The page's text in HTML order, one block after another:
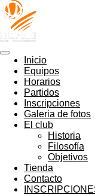
Ir
al
contenido
principal
Inicio
Equipos
Horarios
Partidos
Inscripciones
Galeria de fotos
El club
Historia
Filosofía
Objetivos
Tienda
Contacto